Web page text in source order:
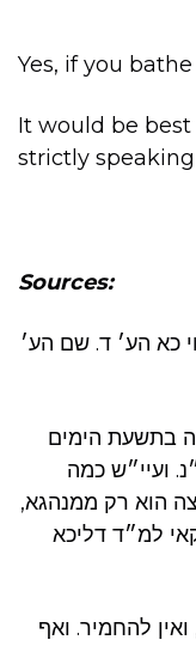
Yes, if you
It would be
strictly speaking
Sources:
כא הע׳ ד. שם הע׳
בתשעת הימים
ועיי״ש כמה
הוא רק ממנהגא,
למ״ד דליכא
להחמיר. ואף